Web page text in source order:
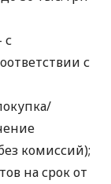
с
с
комиссий);
на срок от